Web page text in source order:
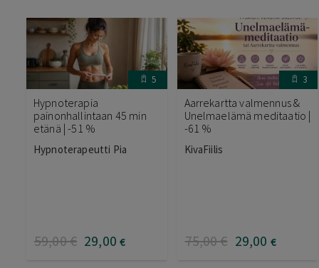
5
Hypnoterapia
painonhallintaan 45 min
etänä | -51 %
Hypnoterapeutti Pia
59,00€ 29,00 €
3
Aarrekartta valmennus &
Unelmaelämä meditaatio |
-61 %
KivaFiilis
75,00€ 29,00 €